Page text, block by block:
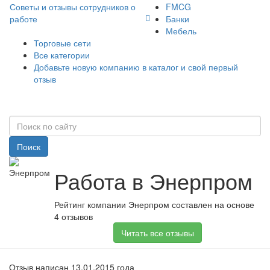
Советы и отзывы сотрудников о
работе
FMCG
Банки
Мебель
Торговые сети
Все категории
Добавьте новую компанию в каталог и свой первый
отзыв
Поиск
Работа в Энерпром
Рейтинг компании Энерпром составлен на основе
4 отзывов
Читать все отзывы
Отзыв написан 13.01.2015 года